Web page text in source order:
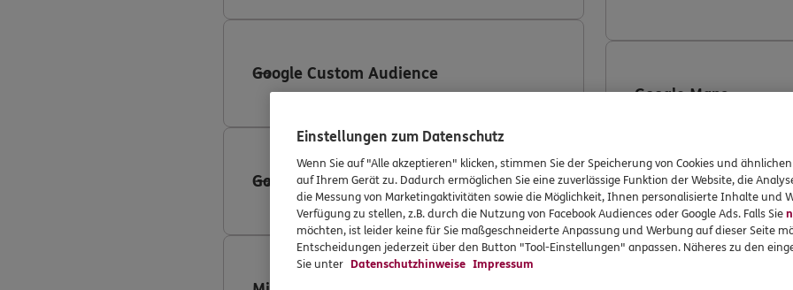
Google Custom Audience
Google Search Ads 360
Google Maps
LinkedIn
Einstellungen zum Datenschutz
Wenn Sie auf "Alle akzeptieren" klicken, stimmen Sie der Speicherung von Cookies und
auf Ihrem Gerät zu. Dadurch ermöglichen Sie eine zuverlässige Funktion der Website, die
die Messung von Marketingaktivitäten sowie die Möglichkeit, Ihnen personalisierte Inhalte und
Verfügung zu stellen, z.B. durch die Nutzung von Facebook Audiences oder Google Ads. Falls Sie
möchten, ist leider keine für Sie maßgeschneiderte Anpassung und Werbung auf dieser Seite
Entscheidungen jederzeit über den Button "Tool-Einstellungen" anpassen. Näheres zu den
Sie unter Datenschutzhinweise Impressum